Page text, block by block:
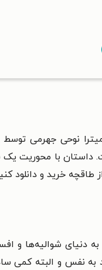
میترا نوحی جهرمی
می‌گیرد و برای گروه سنی ۹ سال به
خرید و دانلود
دنیای شوالیه‌ها و
نفس و البته کمی